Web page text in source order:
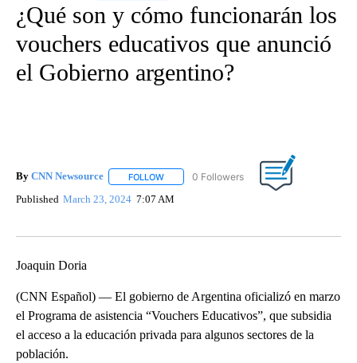
¿Qué son y cómo funcionarán los
vouchers educativos que anunció
el Gobierno argentino?
By CNN Newsource FOLLOW FOLLOW "" TO RECEIVE NOTIFICATIONS
Published March 23, 2024 7:07 AM
Joaquin Doria
(CNN Español) — El gobierno de Argentina oficializó en marzo
el Programa de asistencia “Vouchers Educativos”, que subsidia
el acceso a la educación privada para algunos sectores de la
población.